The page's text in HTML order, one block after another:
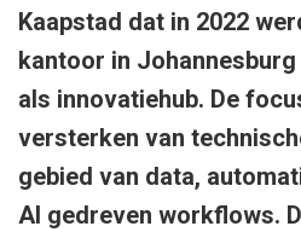
Kaapstad dat in 2022
kantoor in
als innovatiehub. De
versterken van
gebied van data,
AI gedreven workflows.